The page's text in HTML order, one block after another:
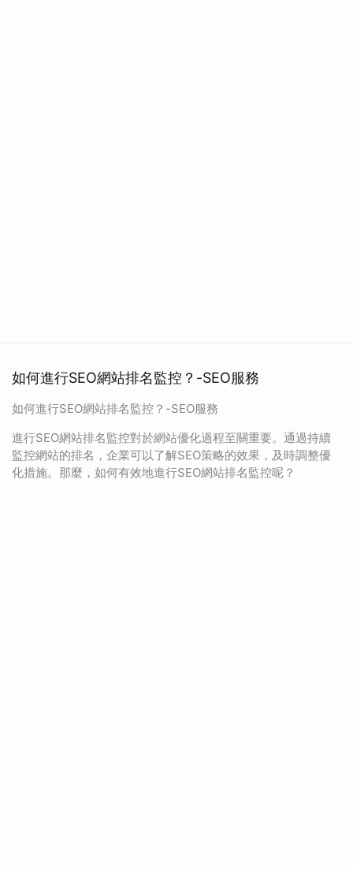
如何進行SEO網站排名監控？-SEO服務
如何進行SEO網站排名監控？-SEO服務
進行SEO網站排名監控對於網站優化過程至關重要。通過持續
監控網站的排名，企業可以了解SEO策略的效果，及時調整優
化措施。那麼，如何有效地進行SEO網站排名監控呢？